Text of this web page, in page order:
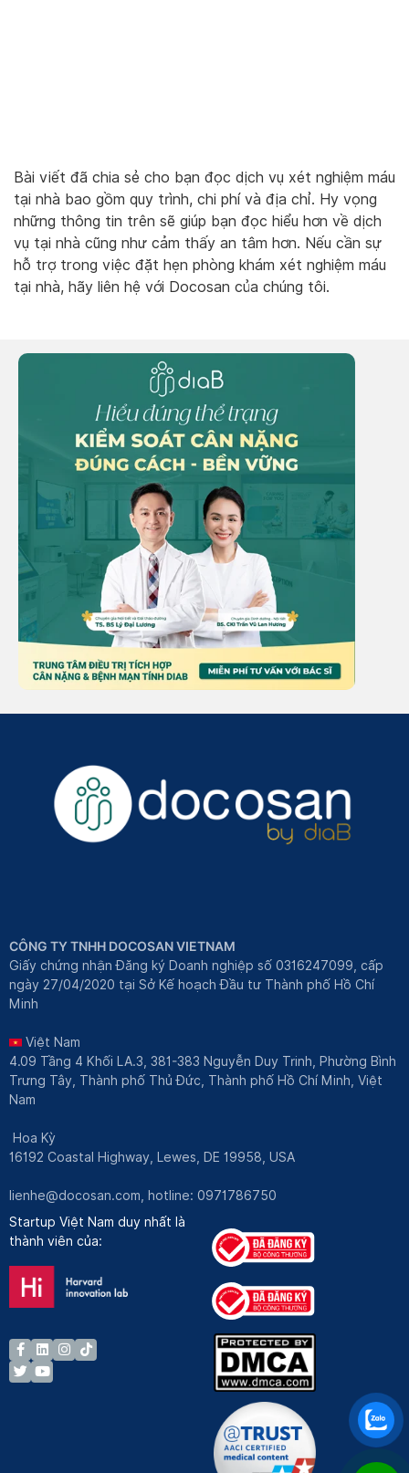
Bài viết đã chia sẻ cho bạn đọc dịch vụ xét nghiệm máu
tại nhà bao gồm quy trình, chi phí và địa chỉ. Hy vọng
những thông tin trên sẽ giúp bạn đọc hiểu hơn về dịch
vụ tại nhà cũng như cảm thấy an tâm hơn. Nếu cần sự
hỗ trợ trong việc đặt hẹn phòng khám xét nghiệm máu
tại nhà, hãy liên hệ với Docosan của chúng tôi.
CÔNG TY TNHH DOCOSAN VIETNAM
Giấy chứng nhận Đăng ký Doanh nghiệp số 0316247099, cấp
ngày 27/04/2020 tại Sở Kế hoạch Đầu tư Thành phố Hồ Chí
Minh
Việt Nam
4.09 Tầng 4 Khối LA.3, 381-383 Nguyễn Duy Trinh, Phường Bình
Trưng Tây, Thành phố Thủ Đức, Thành phố Hồ Chí Minh, Việt
Nam
Hoa Kỳ
16192 Coastal Highway, Lewes, DE 19958, USA
lienhe@docosan.com, hotline: 0971786750
Startup Việt Nam duy nhất là
thành viên của: